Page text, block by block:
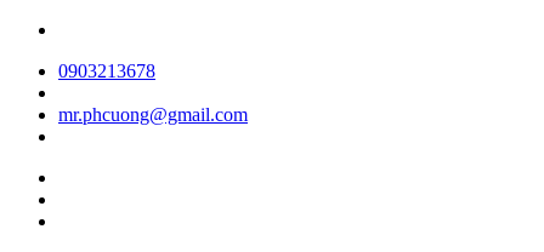
0903213678
mr.phcuong@gmail.com